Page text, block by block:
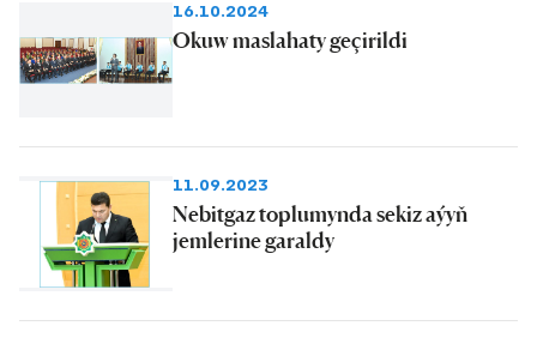
16.10.2024
Okuw maslahaty geçirildi
11.09.2023
Nebitgaz toplumynda sekiz aýyň
jemlerine garaldy